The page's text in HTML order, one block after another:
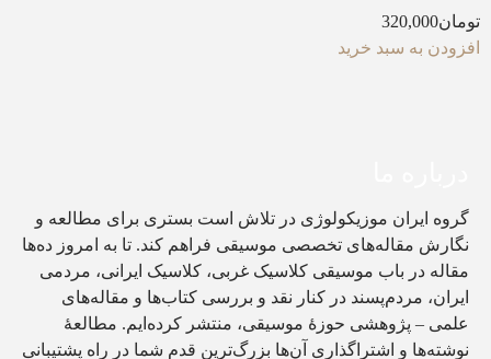
تومان320,000
افزودن به سبد خرید
گروه ایران موزیکولوژی در تلاش است بستری برای مطالعه و
نگارش مقاله‌های تخصصی موسیقی فراهم کند. تا به امروز ده‌ها
مقاله در باب موسیقی کلاسیک غربی، کلاسیک ایرانی، مردمی
ایران، مردم‌پسند در کنار نقد و بررسی کتاب‌ها و مقاله‌های
علمی – پژوهشی حوزۀ موسیقی، منتشر کرده‌ایم. مطالعۀ
نوشته‌ها و اشتراگذاری آن‌ها بزرگ‌ترین قدم شما در راه پشتیبانی